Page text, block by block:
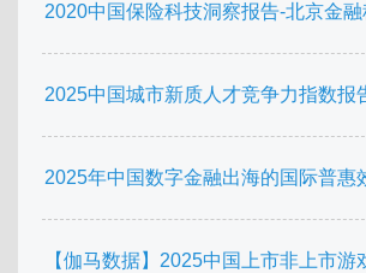
2020中国保险科技洞察报告-北京金
2025中国城市新质人才竞争力指数报
2025年中国数字金融出海的国际普惠
【伽马数据】2025中国上市非上市